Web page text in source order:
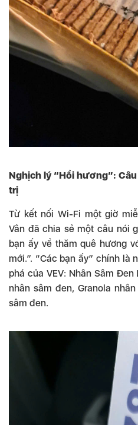
Nghịch lý “Hồi hương”:
trị
Từ kết nối Wi-Fi một giờ
Vân đã chia sẻ một câu nói
bạn ấy về thăm quê hương
mới.”. “Các bạn ấy” chính là
phá của VEV: Nhân Sâm
nhân sâm đen, Granola
sâm đen.